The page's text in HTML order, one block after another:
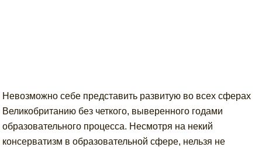
Невозможно себе представить развитую во всех сферах
Великобританию без четкого, выверенного годами
образовательного процесса. Несмотря на некий
консерватизм в образовательной сфере, нельзя не